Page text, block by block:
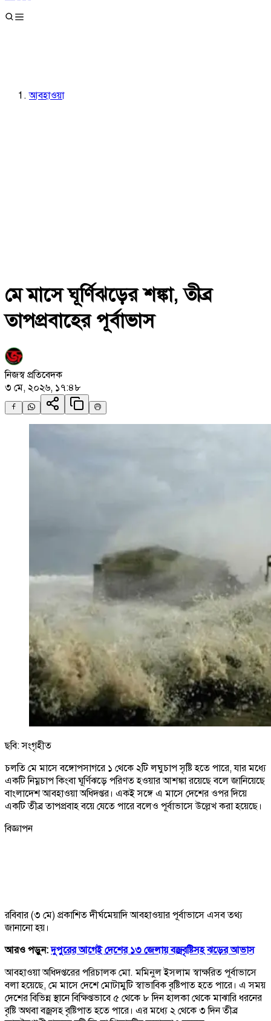
আবহাওয়া
মে মাসে ঘূর্ণিঝড়ের শঙ্কা, তীব্র
তাপপ্রবাহের পূর্বাভাস
নিজস্ব প্রতিবেদক
৩ মে, ২০২৬, ১৭:৪৮
ছবি: সংগৃহীত
চলতি মে মাসে বঙ্গোপসাগরে ১ থেকে ২টি লঘুচাপ সৃষ্টি হতে পারে, যার মধ্যে
একটি নিম্নচাপ কিংবা ঘূর্ণিঝড়ে পরিণত হওয়ার আশঙ্কা রয়েছে বলে জানিয়েছে
বাংলাদেশ আবহাওয়া অধিদপ্তর। একই সঙ্গে এ মাসে দেশের ওপর দিয়ে
একটি তীব্র তাপপ্রবাহ বয়ে যেতে পারে বলেও পূর্বাভাসে উল্লেখ করা হয়েছে।
বিজ্ঞাপন
রবিবার (৩ মে) প্রকাশিত দীর্ঘমেয়াদি আবহাওয়ার পূর্বাভাসে এসব তথ্য
জানানো হয়।
আরও পড়ুন:দুপুরের আগেই দেশের ১৩ জেলায় বজ্রবৃষ্টিসহ ঝড়ের আভাস
আবহাওয়া অধিদপ্তরের পরিচালক মো. মমিনুল ইসলাম স্বাক্ষরিত পূর্বাভাসে
বলা হয়েছে, মে মাসে দেশে মোটামুটি স্বাভাবিক বৃষ্টিপাত হতে পারে। এ সময়
দেশের বিভিন্ন স্থানে বিক্ষিপ্তভাবে ৫ থেকে ৮ দিন হালকা থেকে মাঝারি ধরনের
বৃষ্টি অথবা বজ্রসহ বৃষ্টিপাত হতে পারে। এর মধ্যে ২ থেকে ৩ দিন তীব্র